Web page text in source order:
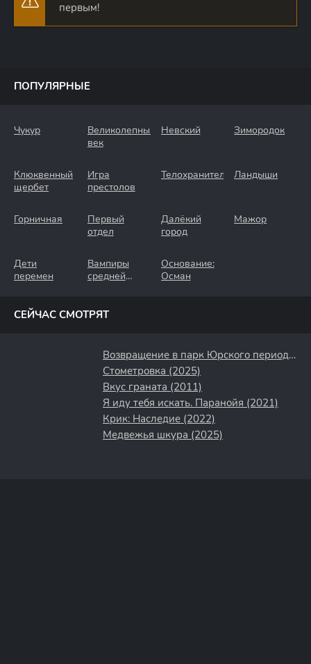
первым!
ПОПУЛЯРНЫЕ
Чукур
Великолепный
век
Невский Зимородок
Клюквенный
щербет
Игра
престолов
Телохранители Ландыши
Горничная
Первый
отдел
Далёкий
город
Мажор
Дети
перемен
Вампиры
средней
Основание:
Осман
СЕЙЧАС СМОТРЯТ
Возвращение в парк Юрского периода (2025)
Стометровка (2025)
Вкус граната (2011)
Я иду тебя искать. Паранойя (2021)
Крик: Наследие (2022)
Медвежья шкура (2025)